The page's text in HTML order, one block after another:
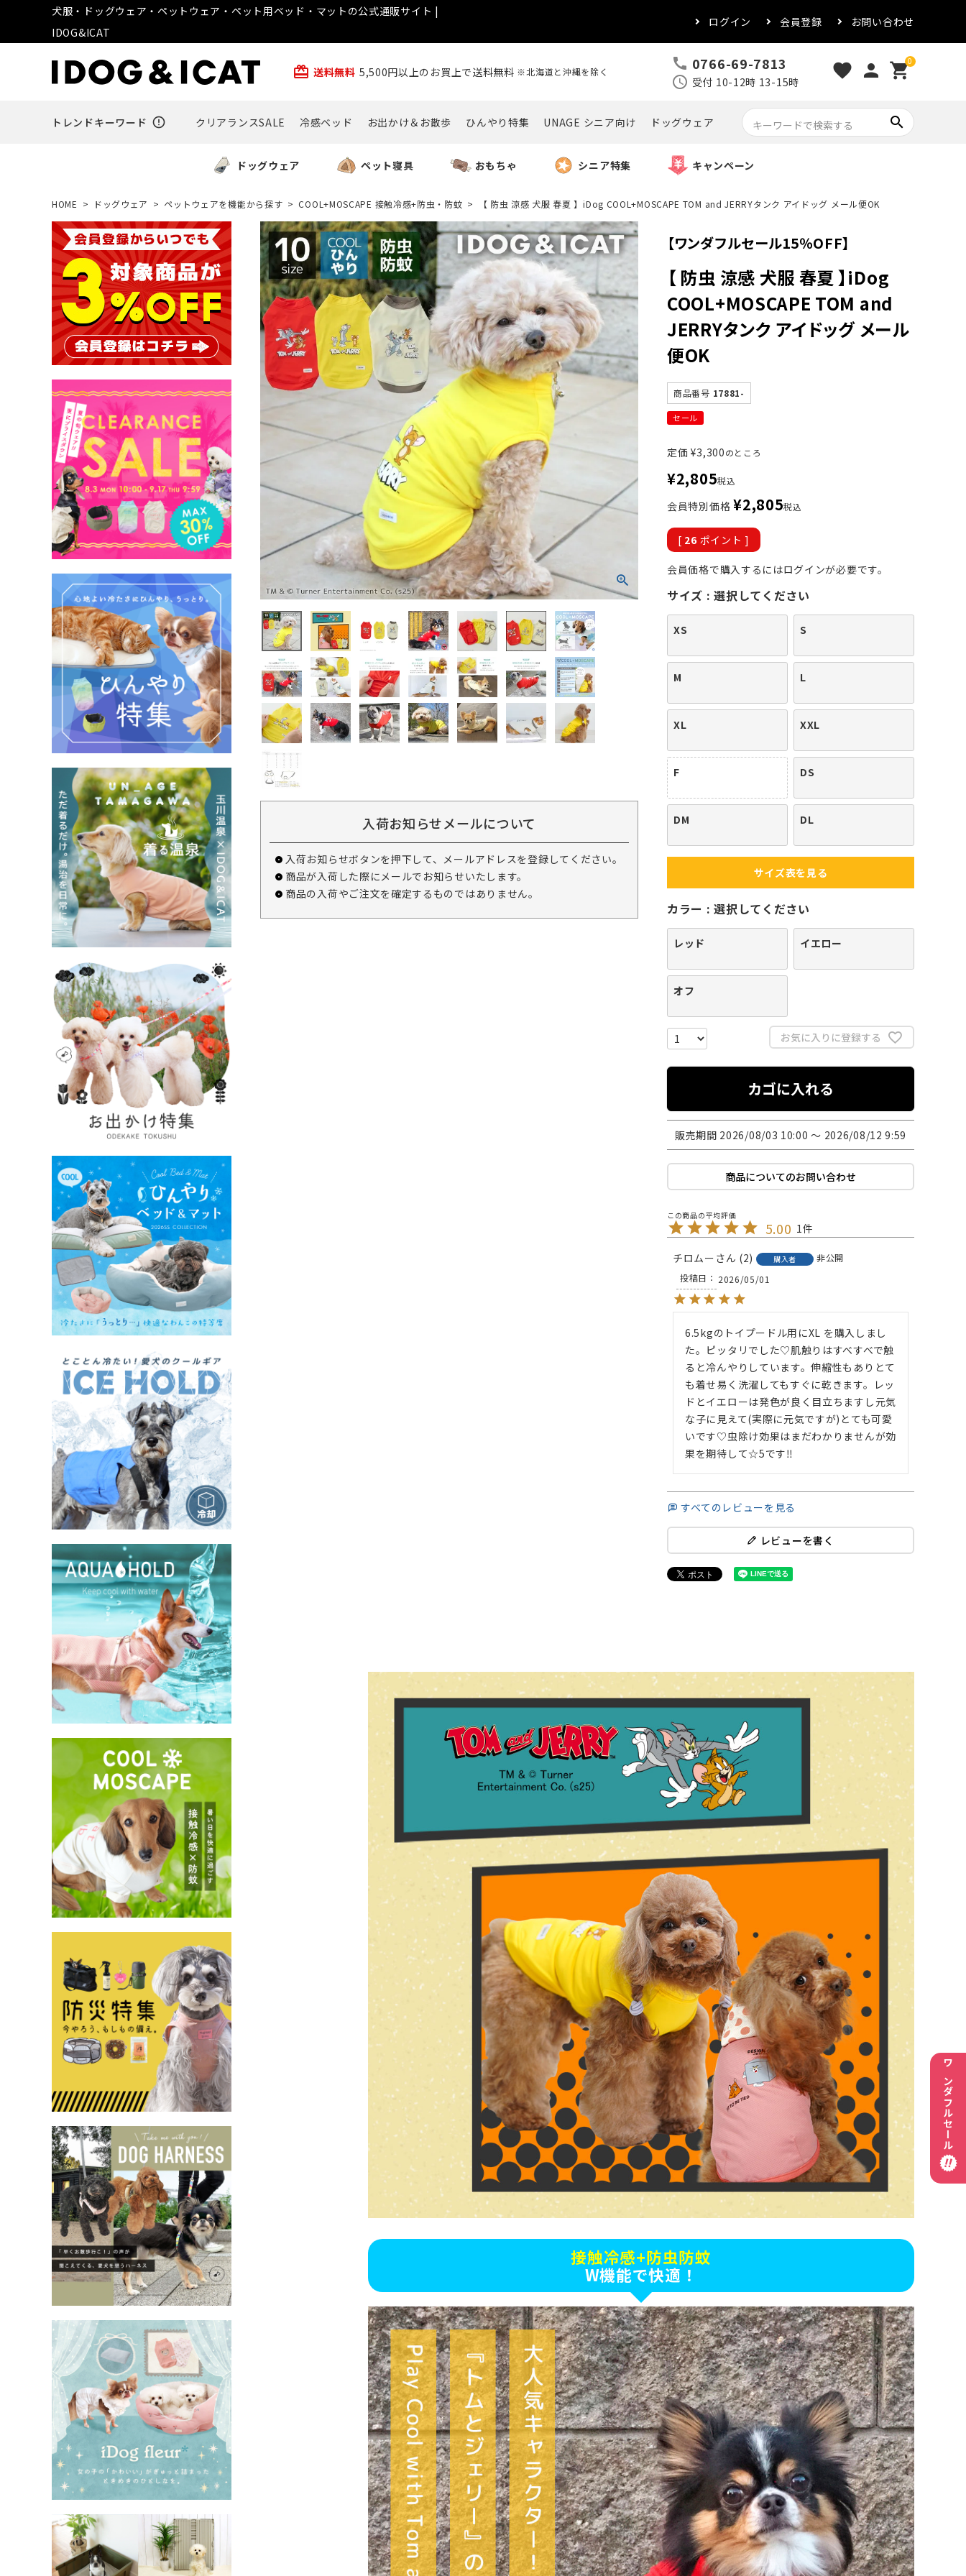
犬服・ドッグウェア・ペットウェア・ペット用ベッド・マットの公式通販サイト |
IDOG&ICAT
ログイン 会員登録 お問い合わせ
card_giftcard 送料無料 5,500円以上のお買上で送料無料 ※北海道と沖縄を除く call 0766-69-7813
schedule 受付 10-12時 13-15時
favorite person 0
shopping_cart
トレンドキーワード error_outline クリアランスSALE 冷感ベッド お出かけ＆お散歩 ひんやり特集 UNAGE シニア向け ドッグウェア search
ドッグウェア ペット寝具 おもちゃ シニア特集 キャンペーン
HOME ドッグウェア ペットウェアを機能から探す COOL+MOSCAPE 接触冷感+防虫・防蚊 【 防虫 涼感 犬服 春夏 】iDog COOL+MOSCAPE TOM and JERRYタンク アイドッグ メール便OK
入荷お知らせメールについて
入荷お知らせボタンを押下して、メールアドレスを登録してください。
商品が入荷した際にメールでお知らせいたします。
商品の入荷やご注文を確定するものではありません。
【ワンダフルセール15％OFF】
【 防虫 涼感 犬服 春夏 】iDog
COOL+MOSCAPE TOM and
JERRYタンク アイドッグ メール
便OK
商品番号 17881-
セール
定価 ¥3,300のところ
¥2,805税込
会員特別価格 ¥2,805税込
[ 26 ポイント ]
会員価格で購入するにはログインが必要です。
サイズ 選択してください
XS S
M L
XL XXL
F DS
DM DL
サイズ表を見る
カラー 選択してください
レッド イエロー
オフ
お気に入りに登録する
カゴに入れる
販売期間 2026/08/03 10:00〜 2026/08/12 9:59
商品についてのお問い合わせ
5.00 1
チロムー 2 購入者
非公開
投稿日
2026/05/01
6.5kgのトイプードル用にXL を購入しまし
た。ピッタリでした♡肌触りはすべすべで触
ると冷んやりしています。伸縮性もありとて
も着せ易く洗濯してもすぐに乾きます。レッ
ドとイエローは発色が良く目立ちますし元気
な子に見えて(実際に元気ですが)とても可愛
いです♡虫除け効果はまだわかりませんが効
果を期待して☆5です‼
すべてのレビューを見る
レビューを書く
接触冷感+防虫防蚊
W機能で快適！
ワンダフルセール